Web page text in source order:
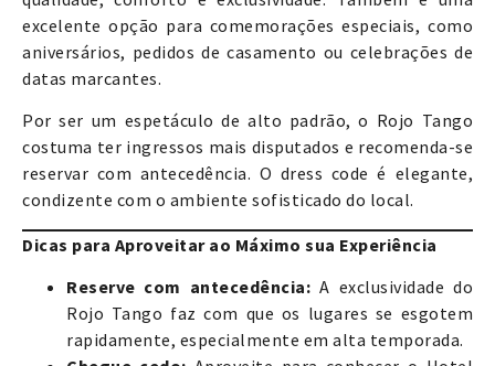
excelente opção para comemorações especiais, como
aniversários, pedidos de casamento ou celebrações de
datas marcantes.
Por ser um espetáculo de alto padrão, o Rojo Tango
costuma ter ingressos mais disputados e recomenda-se
reservar com antecedência. O dress code é elegante,
condizente com o ambiente sofisticado do local.
Dicas para Aproveitar ao Máximo sua Experiência
Reserve com antecedência: A exclusividade do
Rojo Tango faz com que os lugares se esgotem
rapidamente, especialmente em alta temporada.